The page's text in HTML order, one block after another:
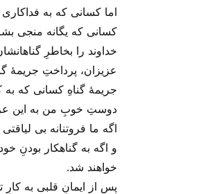
اما کسانی که به
کسانی که یگانه منجی
خداوند را بخاطرِ
عزیزان، پرداختِ جریمهٔ
جریمهٔ گناهِ کسانی که
دوستِ خوبِ من به این
اگه ما فروتنانه بی‌
و اگه به گناهکار بودنِ
خواهند شد.
پس از ایمانِ قلبی به